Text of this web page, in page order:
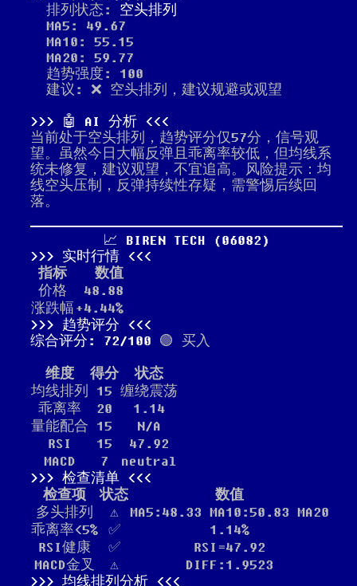
排列状态: 空头排列
MA5: 49.67
MA10: 55.15
MA20: 59.77
趋势强度: 100
建议: ❌ 空头排列，建议规避或观望
🤖 AI 分析
当前处于空头排列，趋势评分仅57分，信号观
望。虽然今日大幅反弹且乖离率较低，但均线系
统未修复，建议观望，不宜追高。风险提示：均
线空头压制，反弹持续性存疑，需警惕后续回
落。
📈 BIREN TECH (06082)
实时行情
指标
数值
价格
48.88
涨跌幅 +4.44%
趋势评分
综合评分: 72/100 🟢 买入
维度 得分
状态
均线排列
15 缠绕震荡
乖离率
20
1.14
量能配合 15
N/A
RSI
15
47.92
MACD
7
neutral
检查清单
检查项
状态
数值
多头排列
⚠️
MA5:48.33 MA10:50.83 MA20
乖离率<5%
✅
1.14%
RSI健康
✅
RSI=47.92
MACD金叉
⚠️
DIFF:1.9523
均线排列分析